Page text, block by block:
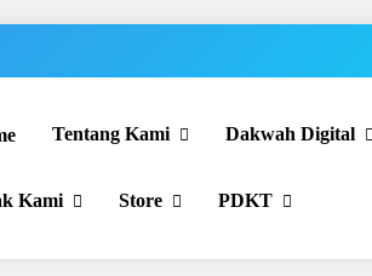
Menggembirakan
Tentang Kami Dakwah Digital
Kami Store PDKT